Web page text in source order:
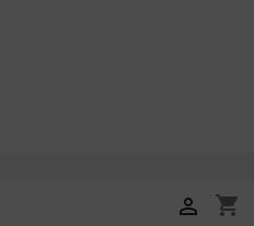
shopping_cart
